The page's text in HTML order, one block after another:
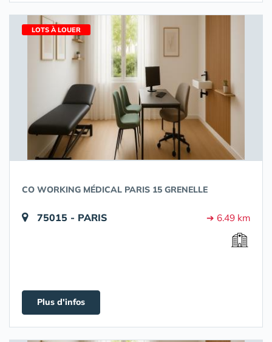
LOTS À LOUER
CO WORKING MÉDICAL PARIS 15 GRENELLE
75015 - PARIS ➔ 6.49 km
Plus d'infos